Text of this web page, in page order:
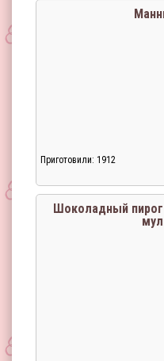
Приготовили: 1912
Шоколадный